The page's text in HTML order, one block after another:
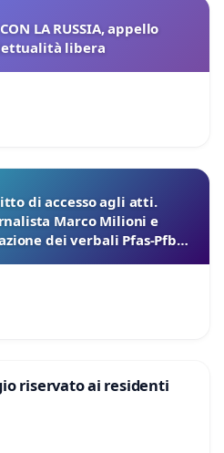
LA RUSSIA, appello
libera
di accesso agli atti.
Marco Milioni e
dei verbali Pfas-Pfba
riservato ai residenti